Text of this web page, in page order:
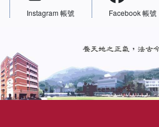
Instagram 帳號
Facebook 帳號